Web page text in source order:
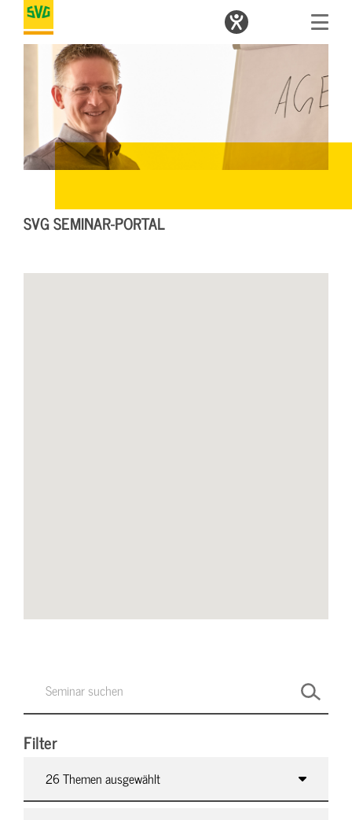
SVG SEMINAR-PORTAL
Filter
26 Themen ausgewählt